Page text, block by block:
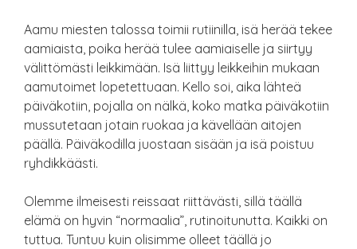
Aamu miesten talossa toimii rutiinilla, isä herää tekee
aamiaista, poika herää tulee aamiaiselle ja siirtyy
välittömästi leikkimään. Isä liittyy leikkeihin mukaan
aamutoimet lopetettuaan. Kello soi, aika lähteä
päiväkotiin, pojalla on nälkä, koko matka päiväkotiin
mussutetaan jotain ruokaa ja kävellään aitojen
päällä. Päiväkodilla juostaan sisään ja isä poistuu
ryhdikkäästi.
Olemme ilmeisesti reissaat riittävästi, sillä täällä
elämä on hyvin “normaalia”, rutinoitunutta. Kaikki on
tuttua. Tuntuu kuin olisimme olleet täällä jo